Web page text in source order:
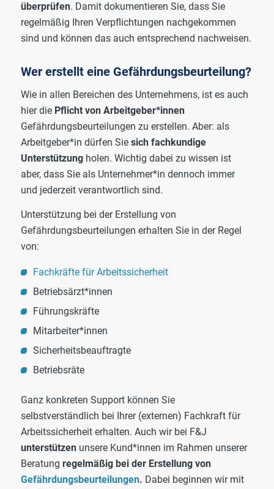
überprüfen. Damit dokumentieren Sie, dass Sie
regelmäßig Ihren Verpflichtungen nachgekommen
sind und können das auch entsprechend nachweisen.
Wer erstellt eine Gefährdungsbeurteilung?
Wie in allen Bereichen des Unternehmens, ist es auch
hier die Pflicht von Arbeitgeber*innen
Gefährdungsbeurteilungen zu erstellen. Aber: als
Arbeitgeber*in dürfen Sie sich fachkundige
Unterstützungholen. Wichtig dabei zu wissen ist
aber, dass Sie als Unternehmer*in dennoch immer
und jederzeit verantwortlich sind.
Unterstützung bei der Erstellung von
Gefährdungsbeurteilungen erhalten Sie in der Regel
von:
Fachkräfte für Arbeitssicherheit
Betriebsärzt*innen
Führungskräfte
Mitarbeiter*innen
Sicherheitsbeauftragte
Betriebsräte
Ganz konkreten Support können Sie
selbstverständlich bei Ihrer (externen) Fachkraft für
Arbeitssicherheit erhalten. Auch wir bei F&J
unterstützenunsere Kund*innen im Rahmen unserer
Beratung regelmäßig bei der Erstellung von
Gefährdungsbeurteilungen. Dabei beginnen wir mit